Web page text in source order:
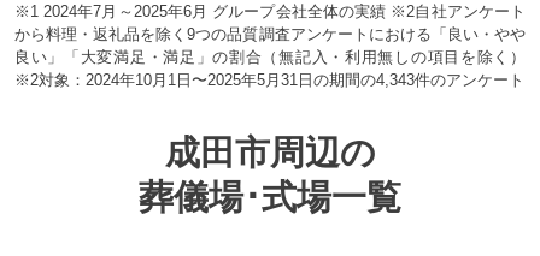
※1 2024年7月～2025年6月 グループ会社全体の実績 ※2自社アンケート
から料理・返礼品を除く9つの品質調査アンケートにおける「良い・やや
良い」「大変満足・満足」の割合（無記入・利用無しの項目を除く）
※2対象：2024年10月1日〜2025年5月31日の期間の4,343件のアンケート
成田市周辺の
葬儀場･式場一覧